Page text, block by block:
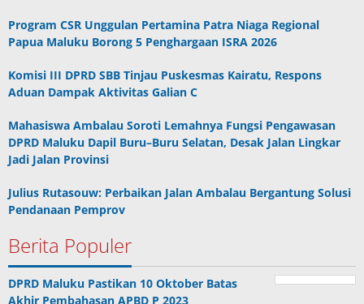
Program CSR Unggulan Pertamina Patra Niaga Regional
Papua Maluku Borong 5 Penghargaan ISRA 2026
Komisi III DPRD SBB Tinjau Puskesmas Kairatu, Respons
Aduan Dampak Aktivitas Galian C
Mahasiswa Ambalau Soroti Lemahnya Fungsi Pengawasan
DPRD Maluku Dapil Buru–Buru Selatan, Desak Jalan Lingkar
Jadi Jalan Provinsi
Julius Rutasouw: Perbaikan Jalan Ambalau Bergantung Solusi
Pendanaan Pemprov
Berita Populer
DPRD Maluku Pastikan 10 Oktober Batas
Akhir Pembahasan APBD P 2023